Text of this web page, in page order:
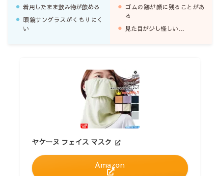
着用したまま飲み物が飲める
眼鏡サングラスがくもりにく
い
ゴムの跡が顔に残ることがあ
る
見た目が少し怪しい…
ヤケーヌ フェイス マスク
Amazon